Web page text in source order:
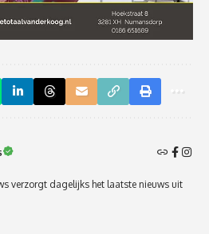
verzorgt dagelijks het laatste nieuws uit